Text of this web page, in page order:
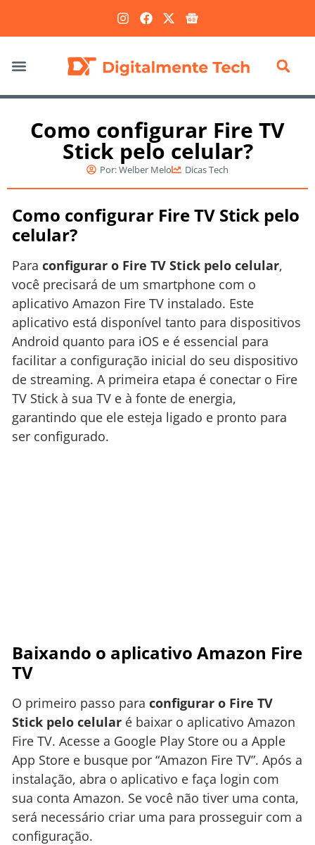
Como configurar Fire TV
Stick pelo celular?
Por:Welber Melo Dicas Tech
Como configurar Fire TV Stick pelo
celular?
Para configurar o Fire TV Stick pelo celular,
você precisará de um smartphone com o
aplicativo Amazon Fire TV instalado. Este
aplicativo está disponível tanto para dispositivos
Android quanto para iOS e é essencial para
facilitar a configuração inicial do seu dispositivo
de streaming. A primeira etapa é conectar o Fire
TV Stick à sua TV e à fonte de energia,
garantindo que ele esteja ligado e pronto para
ser configurado.
Baixando o aplicativo Amazon Fire
TV
O primeiro passo para configurar o Fire TV
Stick pelo celular é baixar o aplicativo Amazon
Fire TV. Acesse a Google Play Store ou a Apple
App Store e busque por “Amazon Fire TV”. Após a
instalação, abra o aplicativo e faça login com
sua conta Amazon. Se você não tiver uma conta,
será necessário criar uma para prosseguir com a
configuração.